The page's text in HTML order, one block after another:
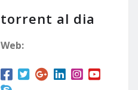
torrent al dia
Web: